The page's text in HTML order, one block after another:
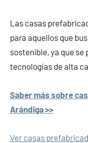
Las casas
para aquellos que
sostenible, ya que
tecnologías de alta
Saber más sobre
Arándiga >>
Ver casas